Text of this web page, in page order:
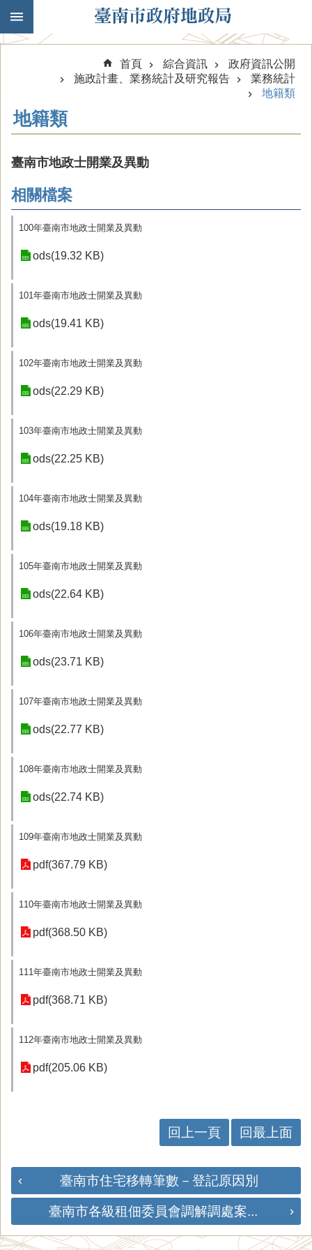
跳到主要內容區塊
首頁 綜合資訊
政府資訊公開
施政計畫、業務統計及研究報告
業務統計
地籍類
地籍類
臺南市地政士開業及異動
相關檔案
100年臺南市地政士開業及異動
ods(19.32 KB)
101年臺南市地政士開業及異動
ods(19.41 KB)
102年臺南市地政士開業及異動
ods(22.29 KB)
103年臺南市地政士開業及異動
ods(22.25 KB)
104年臺南市地政士開業及異動
ods(19.18 KB)
105年臺南市地政士開業及異動
ods(22.64 KB)
106年臺南市地政士開業及異動
ods(23.71 KB)
107年臺南市地政士開業及異動
ods(22.77 KB)
108年臺南市地政士開業及異動
ods(22.74 KB)
109年臺南市地政士開業及異動
pdf(367.79 KB)
110年臺南市地政士開業及異動
pdf(368.50 KB)
111年臺南市地政士開業及異動
pdf(368.71 KB)
112年臺南市地政士開業及異動
pdf(205.06 KB)
回上一頁 回最上面
臺南市住宅移轉筆數－登記原因別
臺南市各級租佃委員會調解調處案...